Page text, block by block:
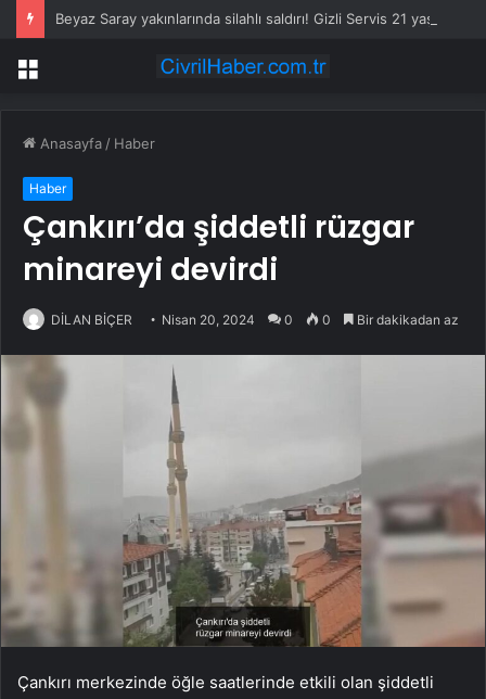
Menü
Anasayfa / Haber
Haber
Çankırı’da şiddetli rüzgar
minareyi devirdi
DİLAN BİÇER Nisan 20, 2024 0 0 Bir dakikadan az
Çankırı merkezinde öğle saatlerinde etkili olan şiddetli